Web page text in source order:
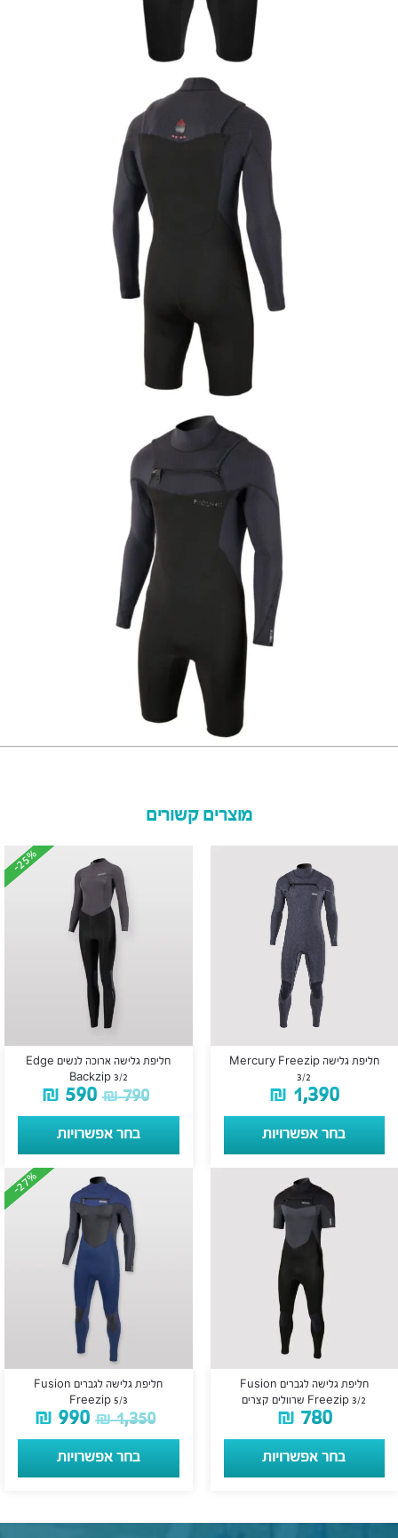
מוצרים קשורים
חליפת גלישה Mercury Freezip
3/2
₪ 1,390
בחר אפשרויות
-25%
-25%
חליפת גלישה ארוכה לנשים Edge
Backzip 3/2
₪790
₪ 590
בחר אפשרויות
חליפת גלישה לגברים Fusion
Freezip 3/2 שרוולים קצרים
₪ 780
בחר אפשרויות
-27%
-27%
חליפת גלישה לגברים Fusion
Freezip 5/3
₪1,350
₪ 990
בחר אפשרויות